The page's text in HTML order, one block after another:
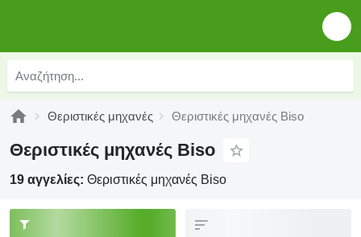
Θεριστικές μηχανές Θεριστικές μηχανές Biso
Θεριστικές μηχανές Biso
19 αγγελίες: Θεριστικές μηχανές Biso